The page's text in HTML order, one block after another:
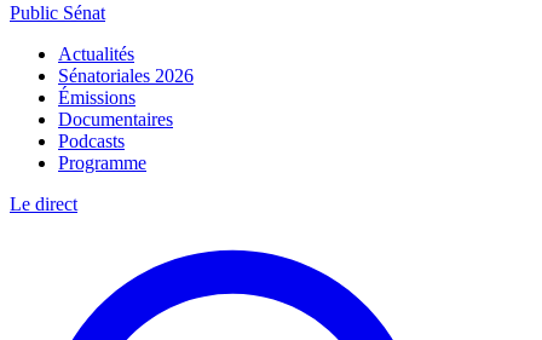
Public Sénat
Actualités
Sénatoriales 2026
Émissions
Documentaires
Podcasts
Programme
Le direct